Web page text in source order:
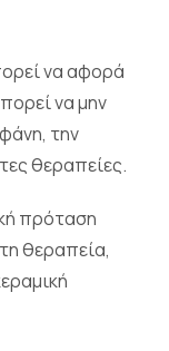
να αφορά
να μην
την
θεραπείες.
πρόταση
θεραπεία,